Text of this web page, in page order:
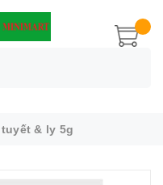
& ly 5g